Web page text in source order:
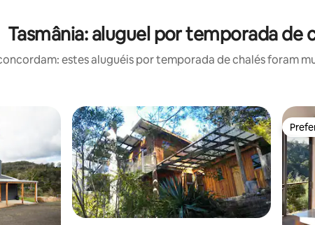
Tasmânia: aluguel por temporada de
estes aluguéis por temporada de chalés foram